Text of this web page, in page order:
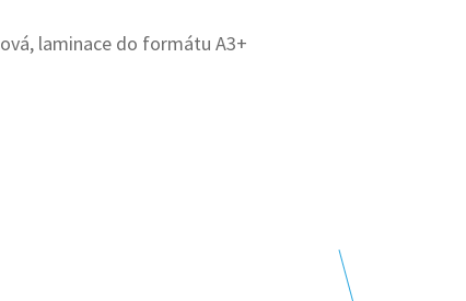
laminace do formátu A3+